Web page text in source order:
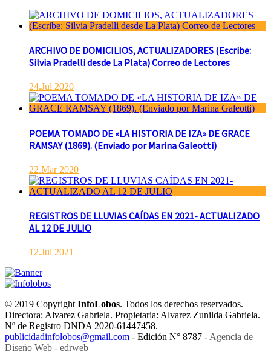
ARCHIVO DE DOMICILIOS, ACTUALIZADORES (Escribe:
Silvia Pradelli desde La Plata) Correo de Lectores
24.Jul 2020
POEMA TOMADO DE «LA HISTORIA DE IZA» DE GRACE
RAMSAY (1869). (Enviado por Marina Galeotti)
22.Mar 2020
REGISTROS DE LLUVIAS CAÍDAS EN 2021- ACTUALIZADO
AL 12 DE JULIO
12.Jul 2021
© 2019 CopyrightInfoLobos. Todos los derechos reservados.
Directora: Alvarez Gabriela. Propietaria: Alvarez Zunilda Gabriela.
Nº de Registro DNDA 2020-61447458.
publicidadinfolobos@gmail.com - Edición N° 8787 -Agencia de
Diseńo Web - edrweb